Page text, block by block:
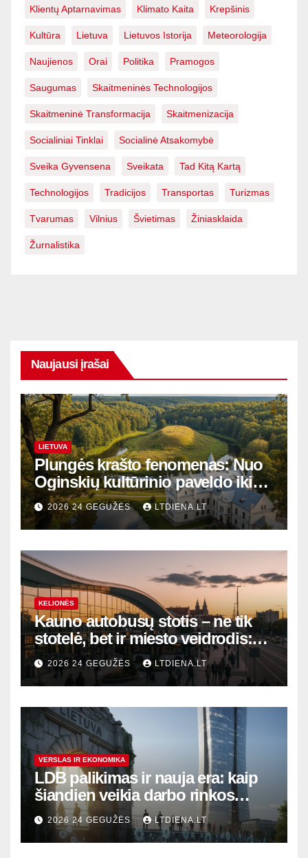
Klientų Aptarnavimas Klimato Kaita Krepšinis
Kultūra Lietuva Lietuvos Istorija Meteorologija
Naujienos Orai Politika Pramogos
Saugumas Skaitmeninės Technologijos
Skaitmeninė Transformacija Skaitmenizacija
Socialiniai Tinklai Socialinė Atsakomybė
Sveika Gyvensena Sveikata Tad Kitą Kartą
Technologijos Tradicijos Transportas Turizmas
Tvarumas Vilnius Švietimas Žiniasklaida
Žurnalistika
Naujausi įrašai
LIETUVA
Plungės krašto fenomenas: Nuo
Oginskių kultūrinio paveldo iki
Žemaitijos gamtos perlų
2026 24 GEGUŽĖS LTDIENA.LT
KELIONĖS
Kauno autobusų stotis – ne tik
stotelė, bet ir miesto veidrodis:
modernūs vartai į laikinąją
sostinę
2026 24 GEGUŽĖS LTDIENA.LT
VERSLAS IR EKONOMIKA
LDB palikimas ir nauja era: kaip
šiandien veikia darbo rinkos
variklis Lietuvoje?
2026 24 GEGUŽĖS LTDIENA.LT